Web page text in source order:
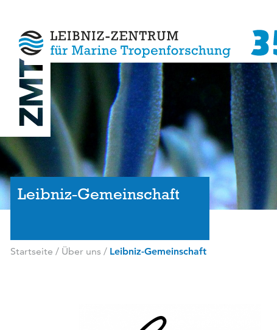
Leibniz-Gemeinschaft
Startseite / Über uns / Leibniz-Gemeinschaft